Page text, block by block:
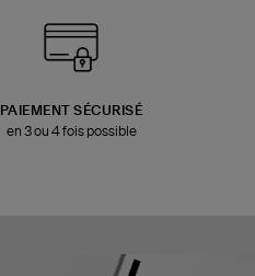
PAIEMENT SÉCURISÉ
en 3 ou 4 fois possible